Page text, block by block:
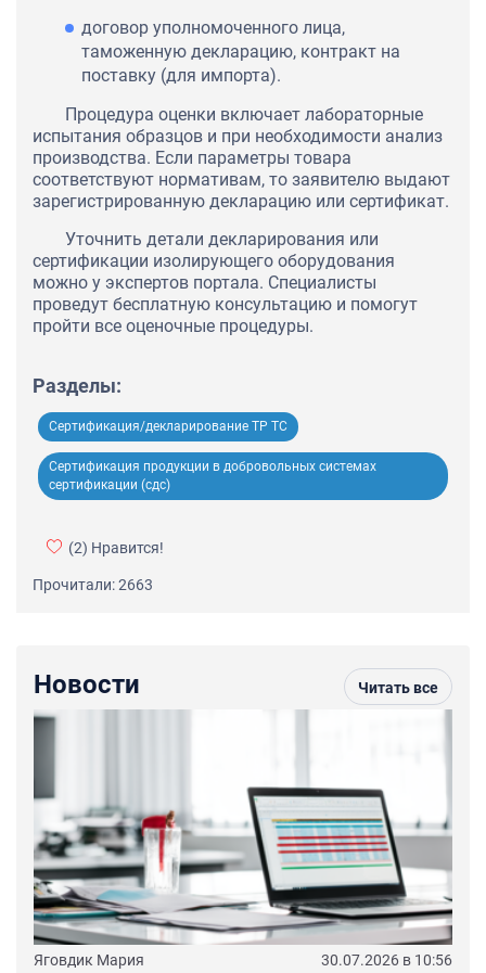
договор уполномоченного лица,
таможенную декларацию, контракт на
поставку (для импорта).
Процедура оценки включает лабораторные
испытания образцов и при необходимости анализ
производства. Если параметры товара
соответствуют нормативам, то заявителю выдают
зарегистрированную декларацию или сертификат.
Уточнить детали декларирования или
сертификации изолирующего оборудования
можно у экспертов портала. Специалисты
проведут бесплатную консультацию и помогут
пройти все оценочные процедуры.
Разделы:
Сертификация/декларирование ТР ТС
Сертификация продукции в добровольных системах
сертификации (сдс)
(2) Нравится!
Прочитали: 2663
Новости Читать все
Яговдик Мария 30.07.2026 в 10:56